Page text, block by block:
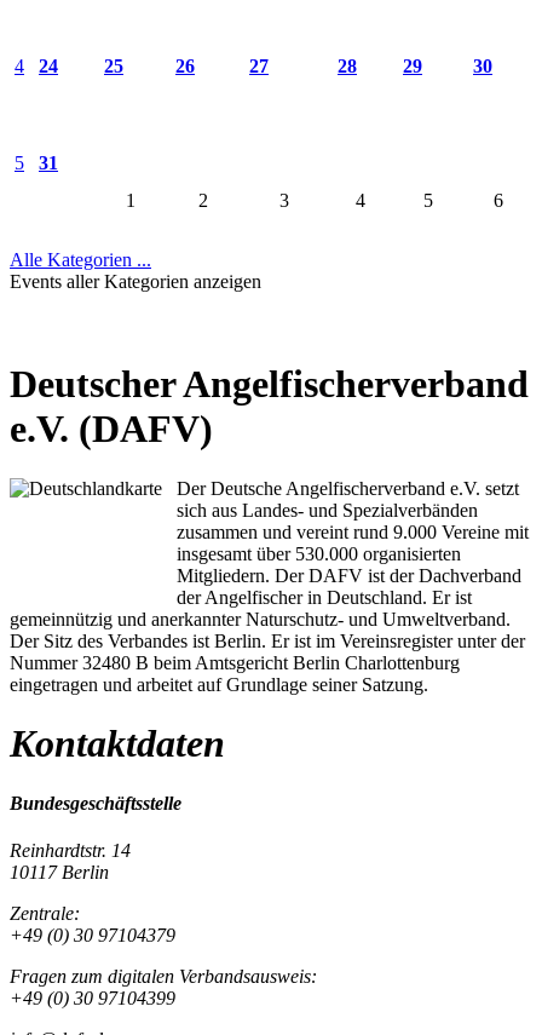
4 24 25 26 27 28 29 30
5
31
1
2 3 4 5 6
Alle Kategorien ...
Events aller Kategorien anzeigen
Deutscher Angelfischerverband
e.V. (DAFV)
Der Deutsche Angelfischerverband e.V. setzt
sich aus Landes- und Spezialverbänden
zusammen und vereint rund 9.000 Vereine mit
insgesamt über 530.000 organisierten
Mitgliedern. Der DAFV ist der Dachverband
der Angelfischer in Deutschland. Er ist
gemeinnützig und anerkannter Naturschutz- und Umweltverband.
Der Sitz des Verbandes ist Berlin. Er ist im Vereinsregister unter der
Nummer 32480 B beim Amtsgericht Berlin Charlottenburg
eingetragen und arbeitet auf Grundlage seiner Satzung.
Kontaktdaten
Bundesgeschäftsstelle
Reinhardtstr. 14
10117 Berlin
Zentrale:
+49 (0) 30 97104379
Fragen zum digitalen Verbandsausweis:
+49 (0) 30 97104399